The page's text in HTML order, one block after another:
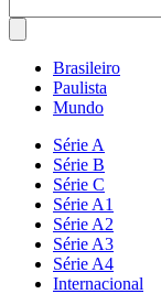
Brasileiro
Paulista
Mundo
Série A
Série B
Série C
Série A1
Série A2
Série A3
Série A4
Internacional